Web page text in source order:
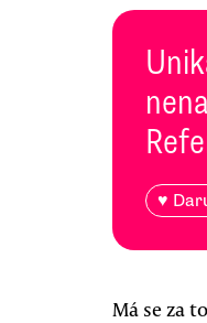
♥
Má se za